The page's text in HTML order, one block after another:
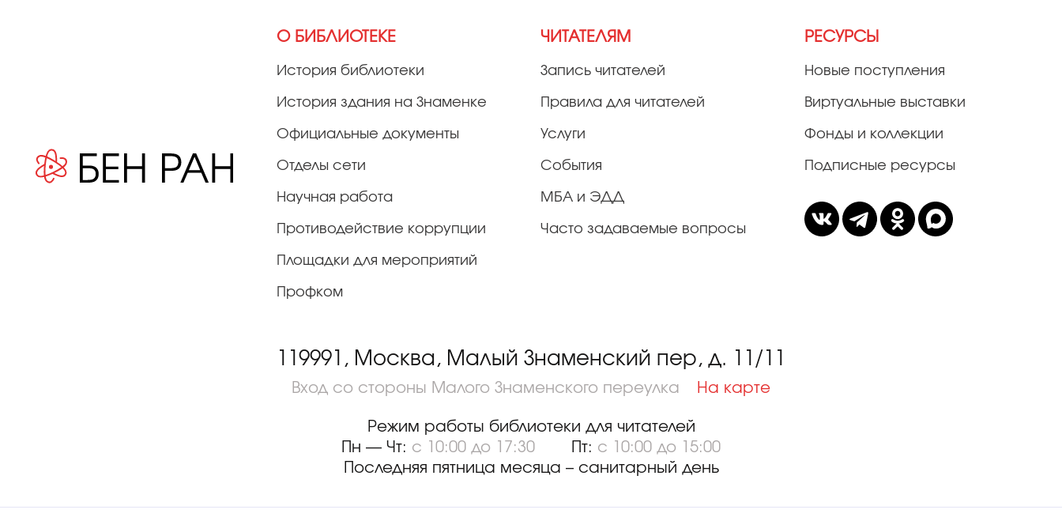
О БИБЛИОТЕКЕ
История библиотеки
История здания на Знаменке
Официальные документы
Отделы сети
Научная работа
Противодействие коррупции
Площадки для мероприятий
Профком
ЧИТАТЕЛЯМ
Запись читателей
Правила для читателей
Услуги
События
МБА и ЭДД
Часто задаваемые вопросы
РЕСУРСЫ
Новые поступления
Виртуальные выставки
Фонды и коллекции
Подписные ресурсы
119991, Москва, Малый Знаменский пер, д. 11/11
Вход со стороны Малого Знаменского переулка На карте
Режим работы библиотеки для читателей
Пн — Чт: с 10:00 до 17:30 Пт: с 10:00 до 15:00
Последняя пятница месяца – санитарный день